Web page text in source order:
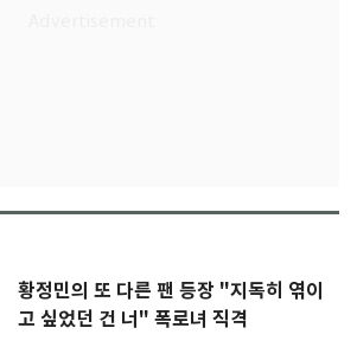
황정민의 또 다른 팬 등장 "지독히 엮이
고 싶었던 건 너" 폭로녀 직격